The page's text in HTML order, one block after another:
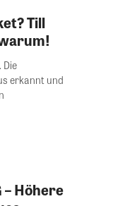
Till
Die
erkannt und
Höhere